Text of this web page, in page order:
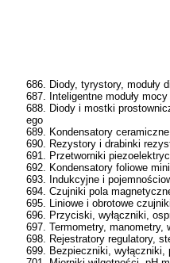
686. Diody, tyrystory, moduły
687. Inteligentne moduły
688. Diody i mostki
ego
689. Kondensatory
690. Rezystory i drabinki
691. Przetworniki
692. Kondensatory foliowe
693. Indukcyjne i
694. Czujniki pola
695. Liniowe i obrotowe
696. Przyciski, wyłączniki,
697. Termometry, manometry,
698. Rejestratory regulatory,
699. Bezpieczniki,